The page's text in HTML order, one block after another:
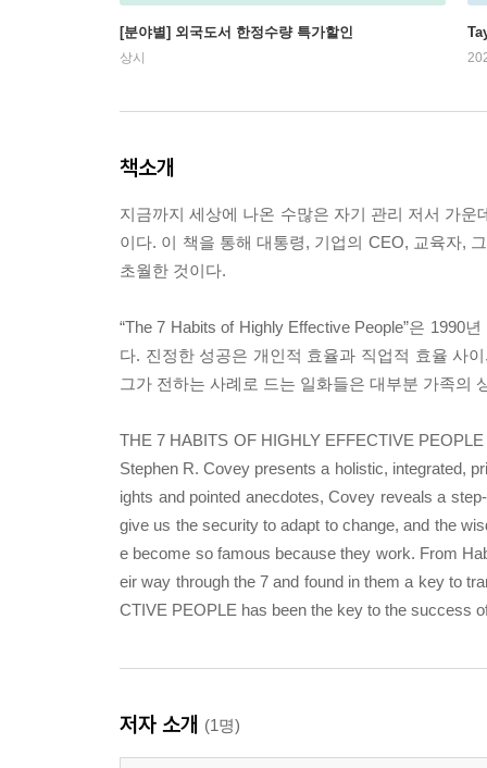
[분야별] 외국도서 한정수량 특가할인
상시
책소개
지금까지 세상에 나온 수많은 자기 관리 저서 가
이다. 이 책을 통해 대통령, 기업의 CEO, 교육자,
초월한 것이다.
“The 7 Habits of Highly Effective People”은 1990
다. 진정한 성공은 개인적 효율과 직업적 효율 사
그가 전하는 사례로 드는 일화들은 대부분 가족의
THE 7 HABITS OF HIGHLY EFFECTIVE
Stephen R. Covey presents a holistic, integrated,
ights and pointed anecdotes, Covey reveals a
give us the security to adapt to change, and the
e become so famous because they work. From
eir way through the 7 and found in them a key to
CTIVE PEOPLE has been the key to the success
저자 소개 (1명)